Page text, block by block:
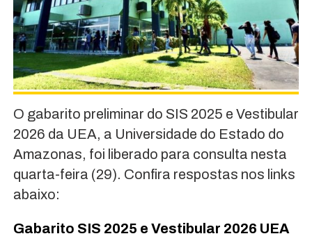
O gabarito preliminar do SIS 2025 e Vestibular
2026 da UEA, a Universidade do Estado do
Amazonas, foi liberado para consulta nesta
quarta-feira (29). Confira respostas nos links
abaixo:
Gabarito SIS 2025 e Vestibular 2026 UEA